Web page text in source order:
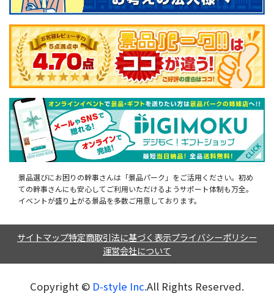
景品選びにお困りの幹事さんは「景品パーク」をご活用ください。初め
ての幹事さんにも安心してご利用いただけるようサポート体制も万全。
イベントが盛り上がる景品を多数ご用意しております。
サイトマップ特定商取引法に基づく表示プライバシーポリシー
運営会社について
Copyright ©︎ D-style Inc.All Rights Reserved.